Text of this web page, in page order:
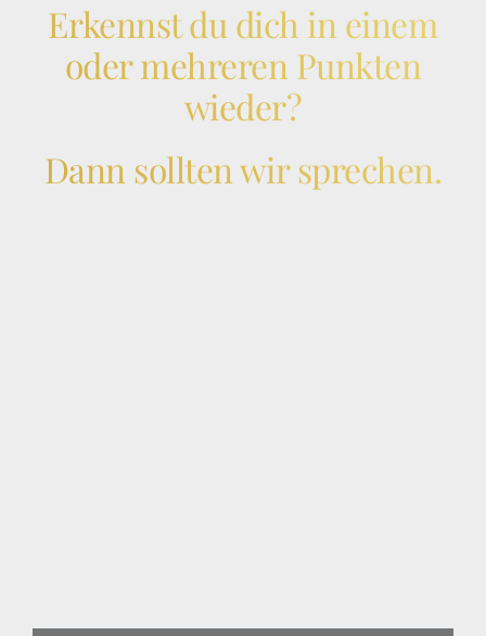
Erkennst du dich in einem
oder mehreren Punkten
wieder?
Dann sollten wir sprechen.